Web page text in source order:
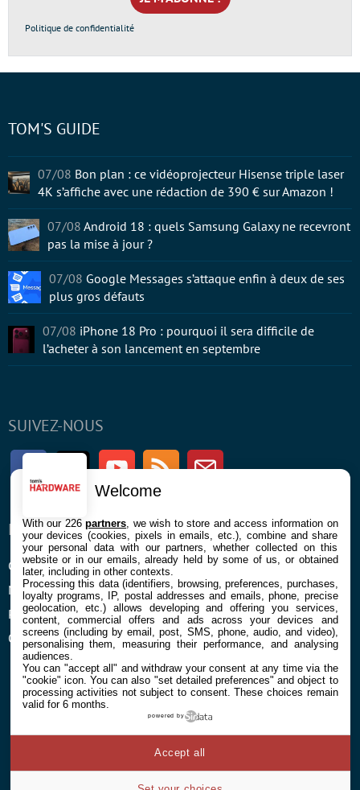
Politique de confidentialité
SUIVEZ-NOUS
FacebookTwitter Youtube RSS Newsletter
ENTREPRISE
Confidentialité et Cookies
Mentions légales et CGU
Préférences Cookies
Qui sommes nous
À PROPOS
Contact
TOM'S GUIDE
07/08 Bon plan : ce vidéoprojecteur Hisense triple laser
4K s’affiche avec une rédaction de 390 € sur Amazon !
07/08 Android 18 : quels Samsung Galaxy ne recevront
pas la mise à jour ?
07/08 Google Messages s’attaque enfin à deux de ses
plus gros défauts
07/08 iPhone 18 Pro : pourquoi il sera difficile de
l’acheter à son lancement en septembre
Welcome
With our 226partners , we wish to store and access information on
your devices (cookies, pixels in emails, etc.), combine and share
your personal data with our partners, whether collected on this
website or in our emails, already held by some of us, or obtained
later, including in other contexts.
Processing this data (identifiers, browsing, preferences, purchases,
loyalty programs, IP, postal addresses and emails, phone, precise
geolocation, etc.) allows developing and offering you services,
content, commercial offers and ads across your devices and
screens (including by email, post, SMS, phone, audio, and video),
personalising them, measuring their performance, and analysing
audiences.
You can "accept all" and withdraw your consent at any time via the
"cookie" icon. You can also "set detailed preferences" and object to
processing activities not subject to consent. These choices remain
valid for 6 months.
powered by
Accept all